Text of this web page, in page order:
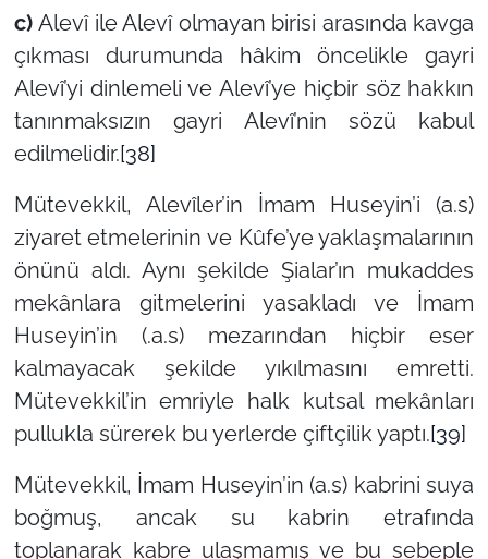
c)Alevî ile Alevî olmayan birisi arasında kavga
çıkması durumunda hâkim öncelikle gayri
Alevî’yi dinlemeli ve Alevî’ye hiçbir söz hakkın
tanınmaksızın gayri Alevî’nin sözü kabul
edilmelidir.[38]
Mütevekkil, Alevîler’in İmam Huseyin’i (a.s)
ziyaret etmelerinin ve Kûfe’ye yaklaşmalarının
önünü aldı. Aynı şekilde Şialar’ın mukaddes
mekânlara gitmelerini yasakladı ve İmam
Huseyin’in (.a.s) mezarından hiçbir eser
kalmayacak şekilde yıkılmasını emretti.
Mütevekkil’in emriyle halk kutsal mekânları
pullukla sürerek bu yerlerde çiftçilik yaptı.[39]
Mütevekkil, İmam Huseyin’in (a.s) kabrini suya
boğmuş, ancak su kabrin etrafında
toplanarak kabre ulaşmamış ve bu sebeple